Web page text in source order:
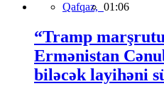
Qafqaz, 01:06
“Tramp
Ermənistan
biləcək layihəni